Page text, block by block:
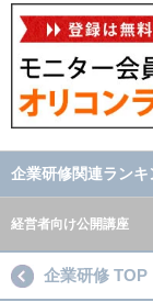
企業研修関連ランキ
経営者向け公開講座
企業研修 TOP